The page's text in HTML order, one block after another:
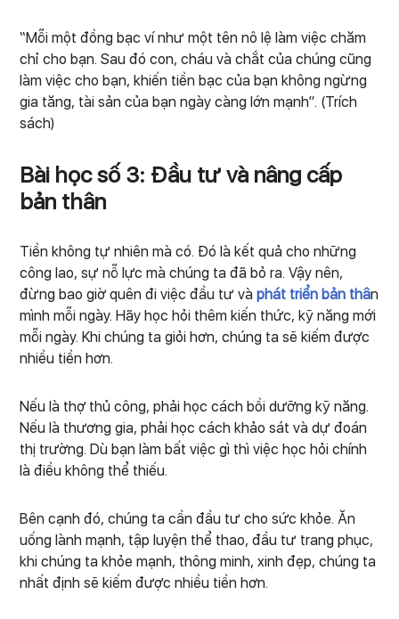
“Mỗi một đồng bạc ví như một tên nô lệ làm việc chăm
chỉ cho bạn. Sau đó con, cháu và chắt của chúng cũng
làm việc cho bạn, khiến tiền bạc của bạn không ngừng
gia tăng, tài sản của bạn ngày càng lớn mạnh”. (Trích
sách)
Bài học số 3: Đầu tư và nâng cấp
bản thân
Tiền không tự nhiên mà có. Đó là kết quả cho những
công lao, sự nỗ lực mà chúng ta đã bỏ ra. Vậy nên,
đừng bao giờ quên đi việc đầu tư vàphát triển bản thân
mình mỗi ngày. Hãy học hỏi thêm kiến thức, kỹ năng mới
mỗi ngày. Khi chúng ta giỏi hơn, chúng ta sẽ kiếm được
nhiều tiền hơn.
Nếu là thợ thủ công, phải học cách bồi dưỡng kỹ năng.
Nếu là thương gia, phải học cách khảo sát và dự đoán
thị trường. Dù bạn làm bất việc gì thì việc học hỏi chính
là điều không thể thiếu.
Bên cạnh đó, chúng ta cần đầu tư cho sức khỏe. Ăn
uống lành mạnh, tập luyện thể thao, đầu tư trang phục,
khi chúng ta khỏe mạnh, thông minh, xinh đẹp, chúng ta
nhất định sẽ kiếm được nhiều tiền hơn.